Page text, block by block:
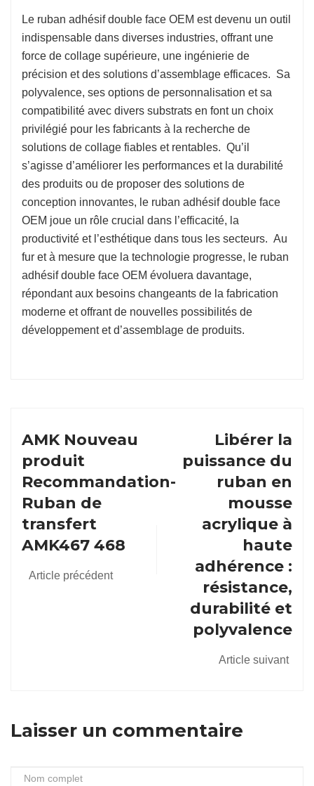
Le ruban adhésif double face OEM est devenu un outil
indispensable dans diverses industries, offrant une
force de collage supérieure, une ingénierie de
précision et des solutions d’assemblage efficaces. Sa
polyvalence, ses options de personnalisation et sa
compatibilité avec divers substrats en font un choix
privilégié pour les fabricants à la recherche de
solutions de collage fiables et rentables. Qu’il
s’agisse d’améliorer les performances et la durabilité
des produits ou de proposer des solutions de
conception innovantes, le ruban adhésif double face
OEM joue un rôle crucial dans l’efficacité, la
productivité et l’esthétique dans tous les secteurs. Au
fur et à mesure que la technologie progresse, le ruban
adhésif double face OEM évoluera davantage,
répondant aux besoins changeants de la fabrication
moderne et offrant de nouvelles possibilités de
développement et d’assemblage de produits.
AMK Nouveau
produit
Recommandation-
Ruban de
transfert
AMK467 468
Article précédent
Libérer la
puissance du
ruban en
mousse
acrylique à
haute
adhérence :
résistance,
durabilité et
polyvalence
Article suivant
Laisser un commentaire